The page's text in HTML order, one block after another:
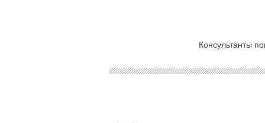
Консультанты